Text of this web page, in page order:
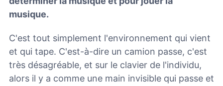
musique.
C'est tout simplement l'environnement qui vient
et qui tape. C'est-à-dire un camion passe, c'est
très désagréable, et sur le clavier de l'individu,
alors il y a comme une main invisible qui passe et